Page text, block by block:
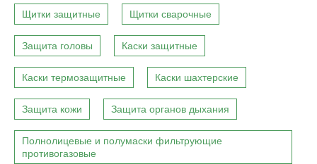
Щитки защитные Щитки сварочные
Защита головы Каски защитные
Каски термозащитные Каски шахтерские
Защита кожи Защита органов дыхания
Полнолицевые и полумаски фильтрующие
противогазовые